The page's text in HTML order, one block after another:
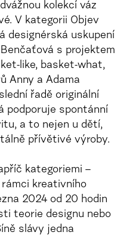
kolekcí váz
V kategorii Objev
designérská uskupení
s projektem
like, basket-what,
Anny a Adama
řadě originální
podporuje spontánní
a to nejen u dětí,
přívětivé výroby.
kategoriemi –
kreativního
2024 od 20 hodin
teorie designu nebo
slávy jedna